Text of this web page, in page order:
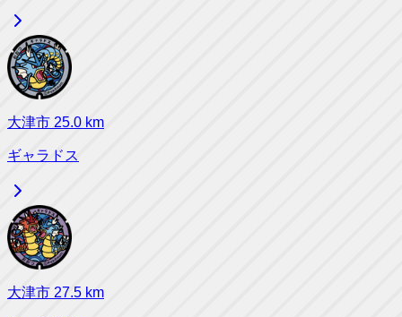
大津市 25.0 km
ギャラドス
大津市 27.5 km